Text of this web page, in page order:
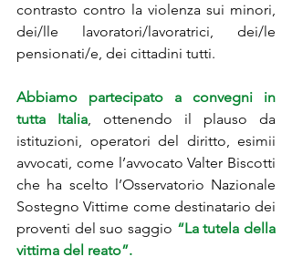
contrasto contro la violenza sui minori,
dei/lle lavoratori/lavoratrici, dei/le
pensionati/e, dei cittadini tutti.
Abbiamo partecipato a convegni in
tutta Italia, ottenendo il plauso da
istituzioni, operatori del diritto, esimii
avvocati, come l’avvocato Valter Biscotti
che ha scelto l’Osservatorio Nazionale
Sostegno Vittime come destinatario dei
proventi del suo saggio “La tutela della
vittima del reato”.